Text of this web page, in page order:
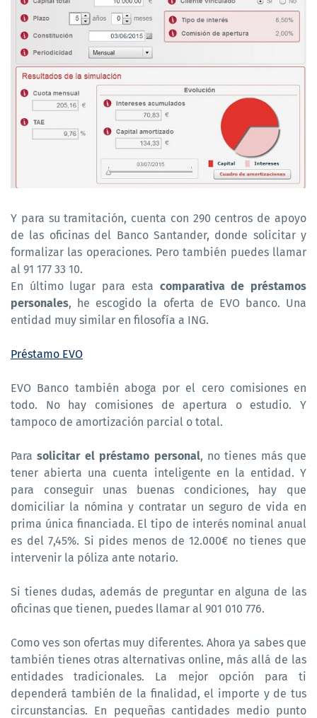
Y para su tramitación, cuenta con 290 centros de apoyo
de las oficinas del Banco Santander, donde solicitar y
formalizar las operaciones. Pero también puedes llamar
al 91 177 33 10.
En último lugar para esta comparativa de préstamos
personales, he escogido la oferta de EVO banco. Una
entidad muy similar en filosofía a ING.
Préstamo EVO
EVO Banco también aboga por el cero comisiones en
todo. No hay comisiones de apertura o estudio. Y
tampoco de amortización parcial o total.
Parasolicitar el préstamo personal, no tienes más que
tener abierta una cuenta inteligente en la entidad. Y
para conseguir unas buenas condiciones, hay que
domiciliar la nómina y contratar un seguro de vida en
prima única financiada. El tipo de interés nominal anual
es del 7,45%. Si pides menos de 12.000€ no tienes que
intervenir la póliza ante notario.
Si tienes dudas, además de preguntar en alguna de las
oficinas que tienen, puedes llamar al 901 010 776.
Como ves son ofertas muy diferentes. Ahora ya sabes que
también tienes otras alternativas online, más allá de las
entidades tradicionales. La mejor opción para ti
dependerá también de la finalidad, el importe y de tus
circunstancias. En pequeñas cantidades medio punto